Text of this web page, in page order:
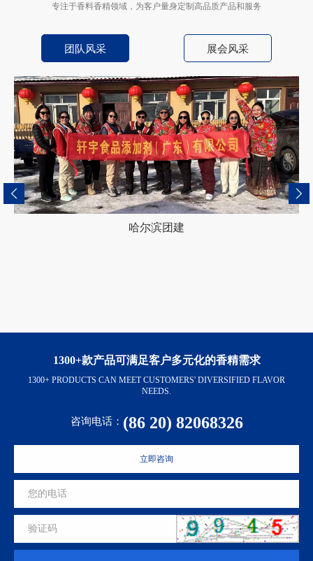
专注于香料香精领域，为客户量身定制高品质产品和服务
团队风采 展会风采
哈尔滨团建
1300+款产品可满足客户多元化的香精需求
1300+ PRODUCTS CAN MEET CUSTOMERS' DIVERSIFIED FLAVOR
NEEDS.
咨询电话： (86 20) 82068326
立即咨询